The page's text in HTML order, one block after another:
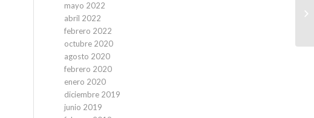
mayo 2022
abril 2022
febrero 2022
octubre 2020
agosto 2020
febrero 2020
enero 2020
diciembre 2019
junio 2019